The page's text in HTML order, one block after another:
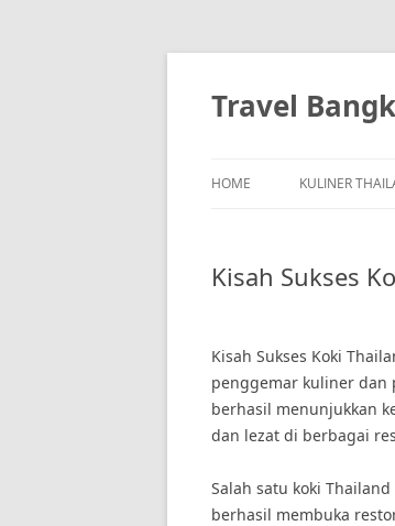
Skip
Travel
HOME KULINER
Kisah Sukses
Kisah Sukses Koki
penggemar kuliner dan
berhasil menunjukkan
dan lezat di berbagai
Salah satu koki
berhasil membuka